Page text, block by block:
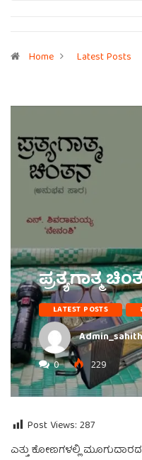
Home Latest Posts
ಪ್ರತ್ಯಗಾತ್ಮ
LATEST POSTS
0
229
Post Views: 287
ಎತ್ತು ಕೋಣಗಳಲ್ಲಿ